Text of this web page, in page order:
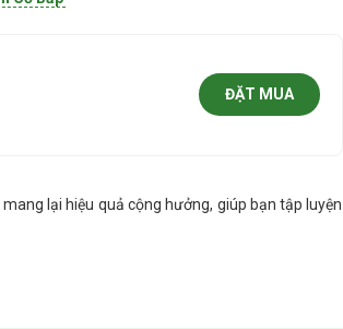
ĐẶT MUA
lại hiệu quả cộng hưởng, giúp bạn tập luyện